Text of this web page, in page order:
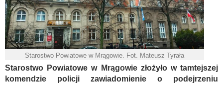
Starostwo Powiatowe w Mrągowie. Fot. Mateusz Tyrała
Starostwo Powiatowe w Mrągowie złożyło w tamtejszej
komendzie policji zawiadomienie o podejrzeniu